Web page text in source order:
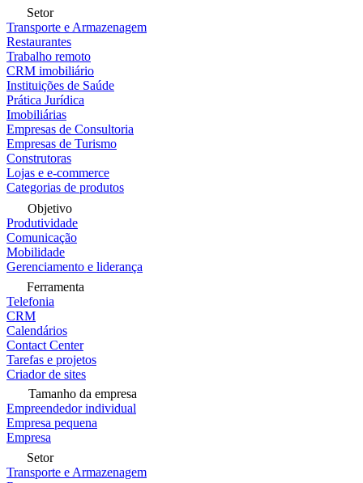
Setor
Transporte e Armazenagem
Restaurantes
Trabalho remoto
CRM imobiliário
Instituições de Saúde
Prática Jurídica
Imobiliárias
Empresas de Consultoria
Empresas de Turismo
Construtoras
Lojas e e-commerce
Categorias de produtos
Objetivo
Produtividade
Comunicação
Mobilidade
Gerenciamento e liderança
Ferramenta
Telefonia
CRM
Calendários
Contact Center
Tarefas e projetos
Criador de sites
Tamanho da empresa
Empreendedor individual
Empresa pequena
Empresa
Setor
Transporte e Armazenagem